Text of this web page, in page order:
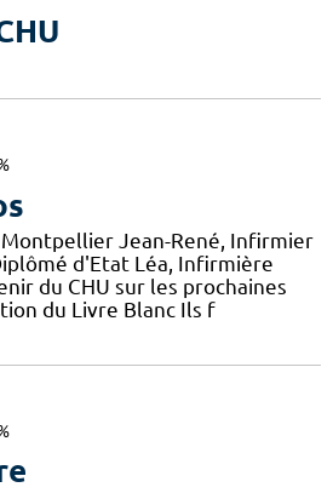
Montpellier Jean-René, Infirmier
d'Etat Léa, Infirmière
du CHU sur les prochaines
du Livre Blanc Ils f